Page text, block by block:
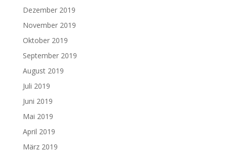
Dezember 2019
November 2019
Oktober 2019
September 2019
August 2019
Juli 2019
Juni 2019
Mai 2019
April 2019
März 2019